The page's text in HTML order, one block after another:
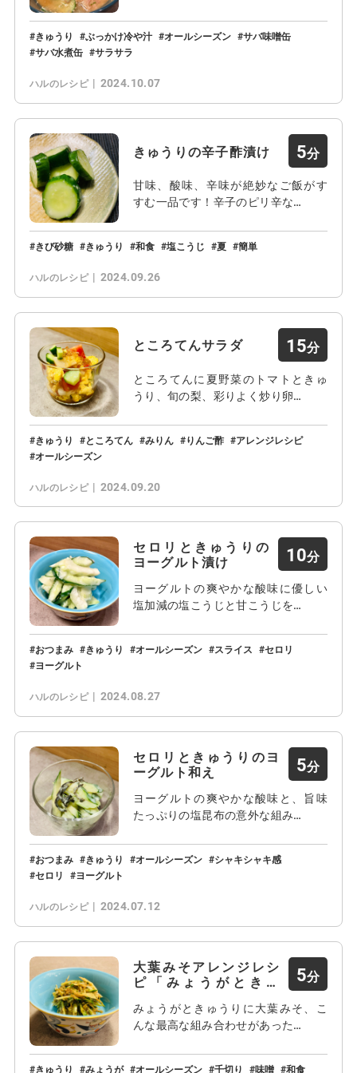
きゅうり ぶっかけ冷や汁 オールシーズン
サバ味噌缶
サバ水煮缶
サラサラ
ハルのレシピ 2024.10.07
きゅうりの辛子酢漬け 5
甘味、酸味、辛味が絶妙なご飯がす
すむ一品です！辛子のピリ辛な…
きび砂糖 きゅうり 和食 塩こうじ 夏 簡単
ハルのレシピ 2024.09.26
ところてんサラダ 15
ところてんに夏野菜のトマトときゅ
うり、旬の梨、彩りよく炒り卵…
きゅうり ところてん みりん りんご酢
アレンジレシピ
オールシーズン
ハルのレシピ 2024.09.20
セロリときゅうりの
ヨーグルト漬け
10
ヨーグルトの爽やかな酸味に優しい
塩加減の塩こうじと甘こうじを…
おつまみ きゅうり オールシーズン スライス
セロリ
ヨーグルト
ハルのレシピ 2024.08.27
セロリときゅうりのヨ
ーグルト和え
5
ヨーグルトの爽やかな酸味と、旨味
たっぷりの塩昆布の意外な組み…
おつまみ きゅうり オールシーズン
シャキシャキ感
セロリ
ヨーグルト
ハルのレシピ 2024.07.12
大葉みそアレンジレシ
ピ「みょうがときゅ
5
みょうがときゅうりに大葉みそ、こ
んな最高な組み合わせがあった…
きゅうり みょうが オールシーズン 千切り 味噌 和食